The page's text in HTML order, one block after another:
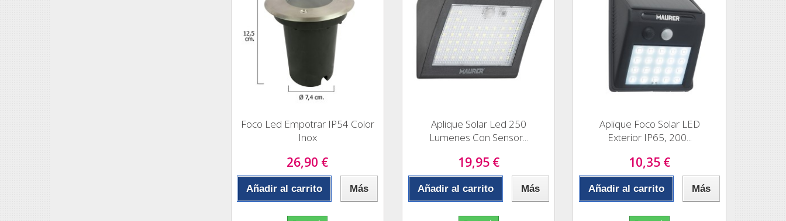
Foco Led Empotrar IP54 Color
Inox
26,90 €
Añadir al carrito Más
Aplique Solar Led 250
Lumenes Con Sensor...
19,95 €
Añadir al carrito Más
Aplique Foco Solar LED
Exterior IP65, 200...
10,35 €
Añadir al carrito Más